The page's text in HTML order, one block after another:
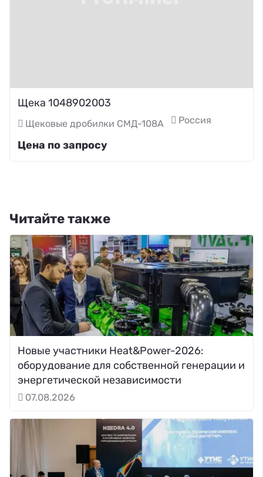
Щека 1048902003
Щековые дробилки СМД-108А Россия
Цена по запросу
Читайте также
Новые участники Heat&Power-2026:
оборудование для собственной генерации и
энергетической независимости
07.08.2026